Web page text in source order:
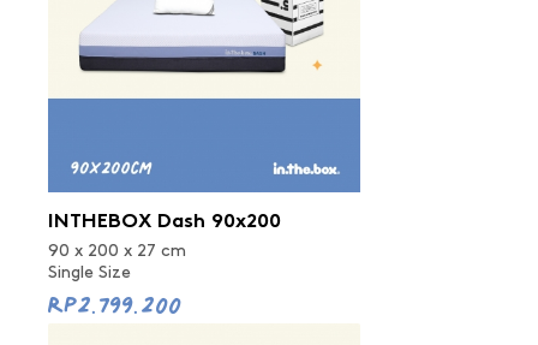
INTHEBOX Dash 90x200
90 x 200 x 27 cm
Single Size
Rp2.799.200